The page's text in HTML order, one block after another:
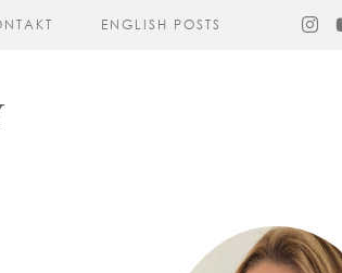
ENGLISH POSTS